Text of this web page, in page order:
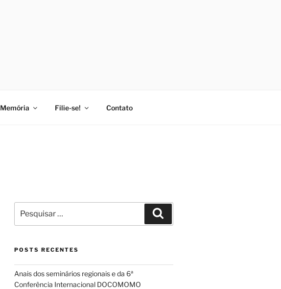
Memória Filie-se! Contato
por:
POSTS RECENTES
Anais dos seminários regionais e da 6ª
Conferência Internacional DOCOMOMO